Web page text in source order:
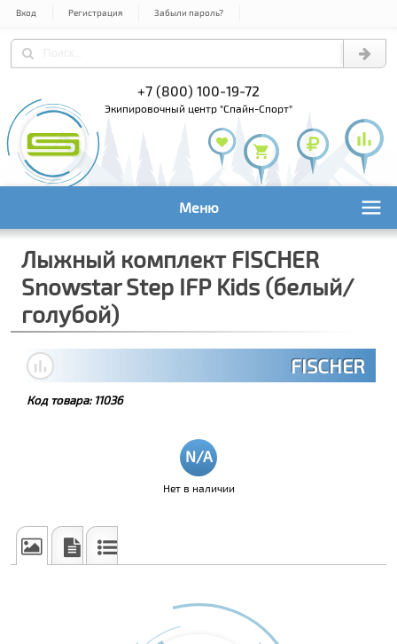
Вход Регистрация Забыли пароль?
+7 (800) 100-19-72
экипировочный центр "Спайн-Спорт"
Меню
Лыжный комплект FISCHER
Snowstar Step IFP Kids (белый/
голубой)
FISCHER
Код товара: 11036
Нет в наличии